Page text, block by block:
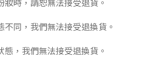
時，請恕無法接受退貨。
同，我們無法接受退換貨。
，我們無法接受退換貨。